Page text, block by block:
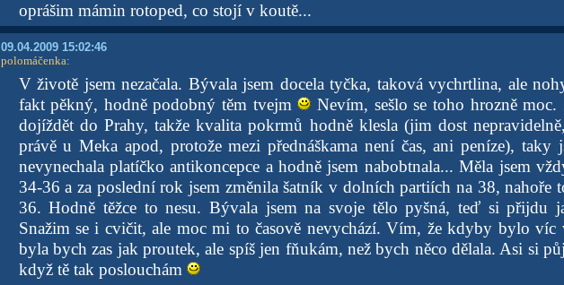
oprášim mámin rotoped, co stojí v koutě...
09.04.2009 15:02:46
polomáčenka:
V životě jsem nezačala. Bývala jsem docela tyčka, taková vychrtlina, ale
fakt pěkný, hodně podobný těm tvejm
Nevím, sešlo se toho hrozně moc.
dojíždět do Prahy, takže kvalita pokrmů hodně klesla (jim dost
právě u Meka apod, protože mezi přednáškama není čas, ani peníze), taky
nevynechala platíčko antikoncepce a hodně jsem nabobtnala... Měla jsem
34-36 a za poslední rok jsem změnila šatník v dolních partiích na 38, nahoře
36. Hodně těžce to nesu. Bývala jsem na svoje tělo pyšná, teď si přijdu
Snažim se i cvičit, ale moc mi to časově nevychází. Vím, že kdyby bylo víc
byla bych zas jak proutek, ale spíš jen fňukám, než bych něco dělala. Asi si
když tě tak poslouchám